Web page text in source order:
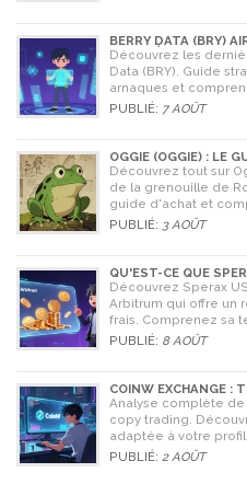
BERRY DATA (BRY)
STRATÉGIES POUR
Découvrez les
Data (BRY). Guide
arnaques et
2026.
PUBLIÉ: 7 AOÛT
OGGIE (OGGIE) : LE
MEME DE LA
Découvrez tout sur
de la grenouille de
guide d'achat et
PUBLIÉ: 3 AOÛT
QU'EST-CE QUE
RENDEMENT
Découvrez Sperax
Arbitrum qui offre un
frais. Comprenez sa
comment l'utiliser en
PUBLIÉ: 8 AOÛT
COINW EXCHANGE :
EN 2026
Analyse complète de
copy trading.
adaptée à votre
PUBLIÉ: 2 AOÛT